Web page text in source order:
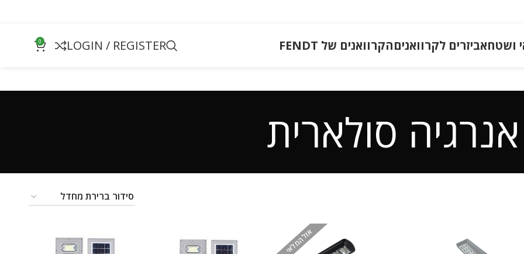
ושטחאביזרים לקרוואניםהקרוואנים של FENDT LOGIN / REGISTER
0
אנרגיה סולארית
אזל המלאי